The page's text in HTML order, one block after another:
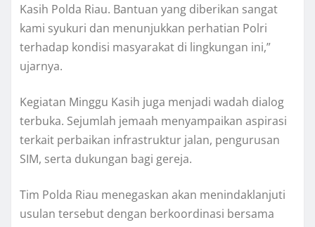
Kasih Polda Riau. Bantuan yang diberikan sangat
kami syukuri dan menunjukkan perhatian Polri
terhadap kondisi masyarakat di lingkungan ini,”
ujarnya.
Kegiatan Minggu Kasih juga menjadi wadah dialog
terbuka. Sejumlah jemaah menyampaikan aspirasi
terkait perbaikan infrastruktur jalan, pengurusan
SIM, serta dukungan bagi gereja.
Tim Polda Riau menegaskan akan menindaklanjuti
usulan tersebut dengan berkoordinasi bersama